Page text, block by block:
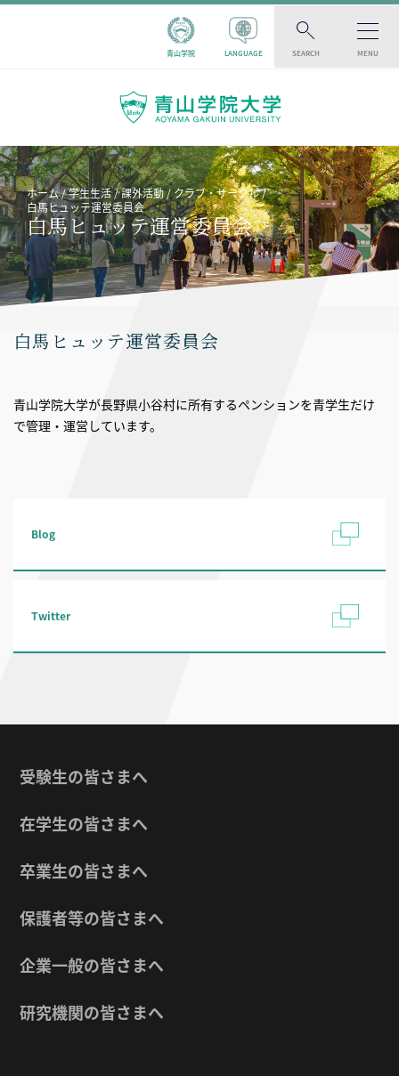
青山学院 LANGUAGE SEARCH MENU
ホーム 学生生活 課外活動
クラブ・サークル
白馬ヒュッテ運営委員会
白馬ヒュッテ運営委員会
白馬ヒュッテ運営委員会
青山学院大学が長野県小谷村に所有するペンションを青学生だけ
で管理・運営しています。
Blog
Twitter
受験生の皆さまへ
在学生の皆さまへ
卒業生の皆さまへ
保護者等の皆さまへ
企業一般の皆さまへ
研究機関の皆さまへ